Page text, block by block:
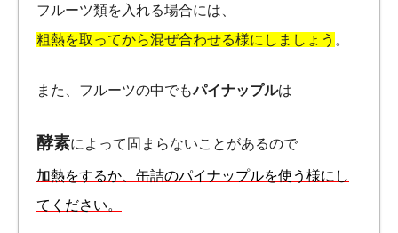
フルーツ類を入れる場合には、
粗熱を取ってから混ぜ合わせる様にしましょう 。
また、フルーツの中でもパイナップルは
酵素によって固まらないことがあるので
加熱をするか、缶詰のパイナップルを使う様にし
てください。